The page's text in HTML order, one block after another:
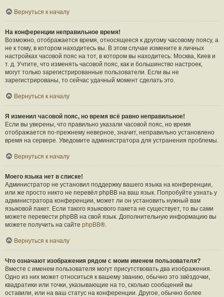
Вернуться к началу
На конференции неправильное время!
Возможно, отображается время, относящееся к другому часовому поясу, а
не к тому, в котором находитесь вы. В этом случае измените в личных
настройках часовой пояс на тот, в котором вы находитесь: Москва, Киев и
т. д. Учтите, что изменять часовой пояс, как и большинство настроек,
могут только зарегистрированные пользователи. Если вы не
зарегистрированы, то сейчас удачный момент сделать это.
Вернуться к началу
Я изменил часовой пояс, но время всё равно неправильное!
Если вы уверены, что правильно указали часовой пояс, но время
отображается по-прежнему неверное, значит, неправильно установлено
время на сервере. Уведомите администратора для устранения проблемы.
Вернуться к началу
Моего языка нет в списке!
Администратор не установил поддержку вашего языка на конференции,
или же просто никто не перевёл phpBB на ваш язык. Попробуйте узнать у
администратора конференции, может ли он установить нужный вам
языковой пакет. Если такого языкового пакета не существует, то вы сами
можете перевести phpBB на свой язык. Дополнительную информацию вы
можете получить на сайте phpBB®.
Вернуться к началу
Что означают изображения рядом с моим именем пользователя?
Вместе с именем пользователя могут присутствовать два изображения.
Одно из них может относиться к вашему званию, обычно это звёздочки,
квадратики или точки, указывающие на то, сколько сообщений вы
оставили, или на ваш статус на конференции. Другое, обычно более